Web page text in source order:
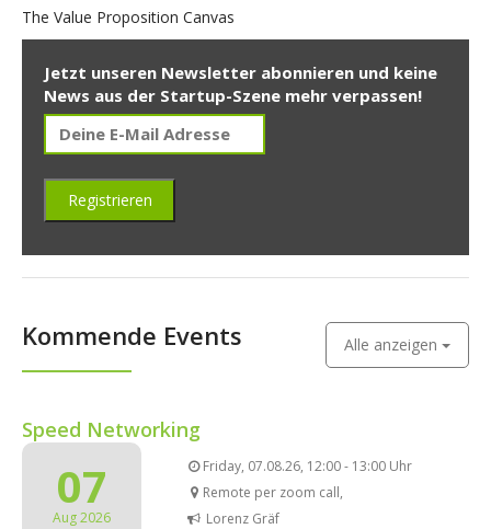
The Value Proposition Canvas
Jetzt unseren Newsletter abonnieren und keine
News aus der Startup-Szene mehr verpassen!
Kommende Events Alle anzeigen
Speed Networking
07
Aug 2026
Friday, 07.08.26, 12:00 - 13:00 Uhr
Remote per zoom call,
Lorenz Gräf